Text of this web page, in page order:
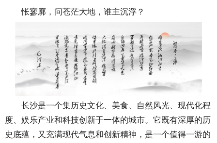
怅寥廓，问苍茫大地，谁主沉浮？
长沙是一个集历史文化、美食、自然风光、现代化程
度、娱乐产业和科技创新于一体的城市。它既有深厚的历
史底蕴，又充满现代气息和创新精神，是一个值得一游的